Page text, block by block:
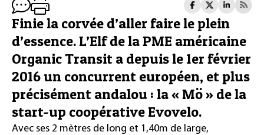
Finie la corvée d’aller faire le plein
d’essence. L’Elf de la PME américaine
Organic Transit a depuis le 1er février
2016 un concurrent européen, et plus
précisément andalou : la « Mö » de la
start-up coopérative Evovelo.
Avec ses 2 mètres de long et 1,40m de large,